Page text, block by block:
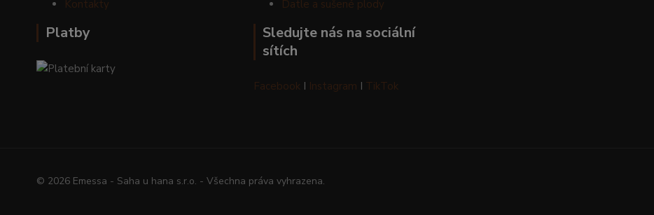
Kontakty
Platby
Datle a sušené plody
Sledujte nás na sociální
sítích
Facebook I Instagram I TikTok
© 2026 Emessa - Saha u hana s.r.o. - Všechna práva vyhrazena.